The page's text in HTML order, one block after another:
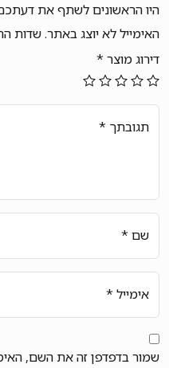
היו הראשונים לשתף את
האימייל לא יוצג באתר.שדות
דירוג מוצר *
תגובתך *
שם *
אימייל *
שמור בדפדפן זה את השם,